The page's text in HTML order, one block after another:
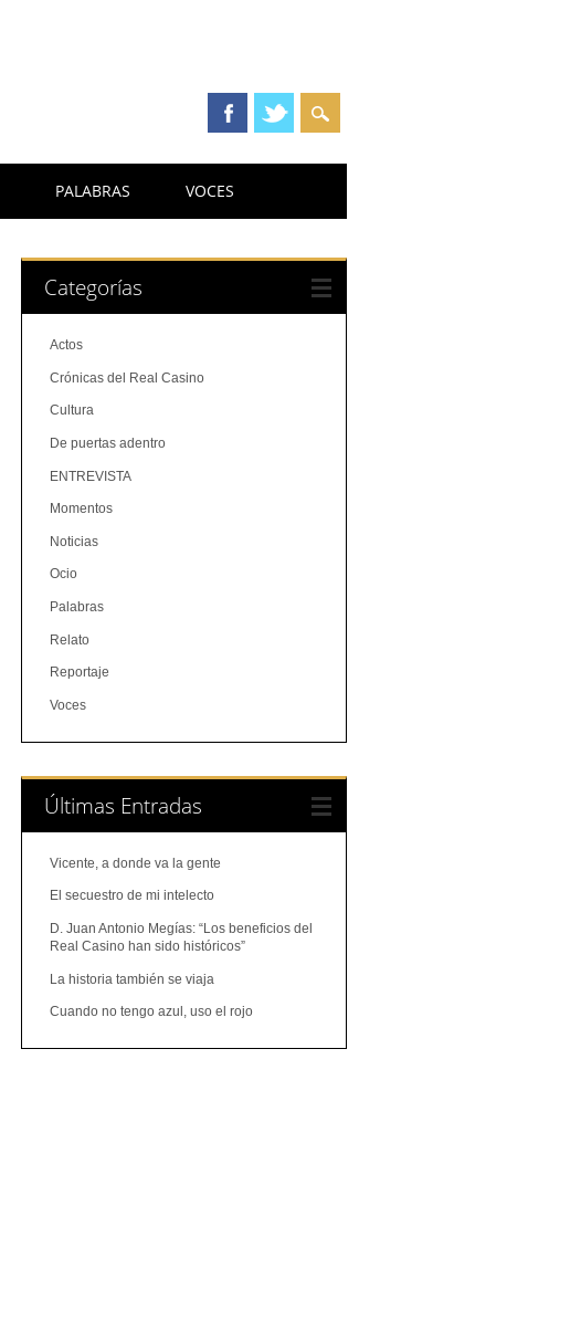
PALABRAS VOCES
Categorías
Actos
Crónicas del Real Casino
Cultura
De puertas adentro
ENTREVISTA
Momentos
Noticias
Ocio
Palabras
Relato
Reportaje
Voces
Últimas Entradas
Vicente, a donde va la gente
El secuestro de mi intelecto
D. Juan Antonio Megías: “Los beneficios del
Real Casino han sido históricos”
La historia también se viaja
Cuando no tengo azul, uso el rojo